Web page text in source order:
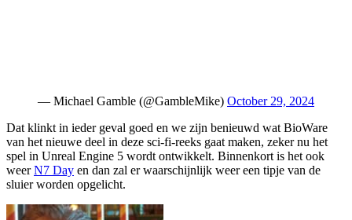
— Michael Gamble (@GambleMike) October 29, 2024
Dat klinkt in ieder geval goed en we zijn benieuwd wat BioWare
van het nieuwe deel in deze sci-fi-reeks gaat maken, zeker nu het
spel in Unreal Engine 5 wordt ontwikkelt. Binnenkort is het ook
weerN7 Day en dan zal er waarschijnlijk weer een tipje van de
sluier worden opgelicht.